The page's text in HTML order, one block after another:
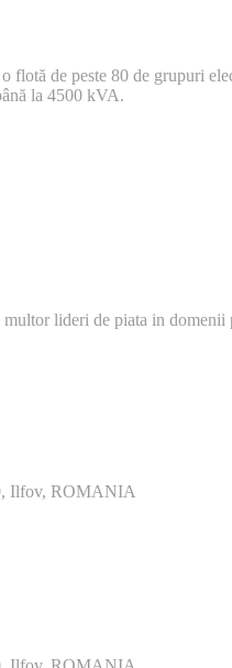
de peste 80 de grupuri
la 4500 kVA.
lideri de piata in
Ilfov, ROMANIA